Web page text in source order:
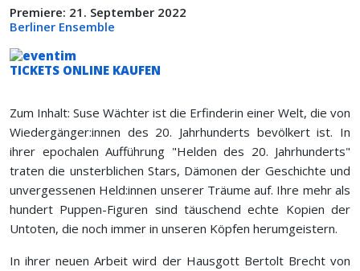
Premiere: 21. September 2022
Berliner Ensemble
TICKETS ONLINE KAUFEN
Zum Inhalt: Suse Wächter ist die Erfinderin einer Welt, die von
Wiedergänger:innen des 20. Jahrhunderts bevölkert ist. In
ihrer epochalen Aufführung "Helden des 20. Jahrhunderts"
traten die unsterblichen Stars, Dämonen der Geschichte und
unvergessenen Held:innen unserer Träume auf. Ihre mehr als
hundert Puppen-Figuren sind täuschend echte Kopien der
Untoten, die noch immer in unseren Köpfen herumgeistern.
In ihrer neuen Arbeit wird der Hausgott Bertolt Brecht von